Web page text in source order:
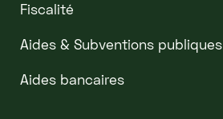
Fiscalité
Aides & Subventions publiques
Aides bancaires